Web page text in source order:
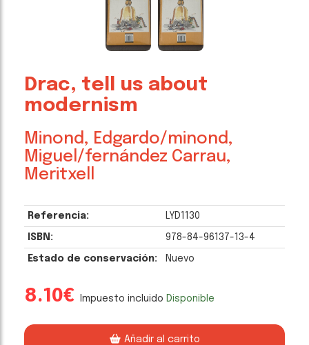
Drac, tell us about
modernism
Minond, Edgardo/minond,
Miguel/fernández Carrau,
Meritxell
Referencia: LYD1130
ISBN: 978-84-96137-13-4
Estado de conservación: Nuevo
8.10€ Impuesto incluido Disponible
Añadir al carrito